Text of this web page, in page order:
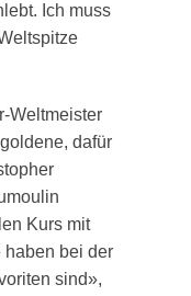
Ich muss
Weltmeister
dafür
Kurs mit
haben bei der
sind»,